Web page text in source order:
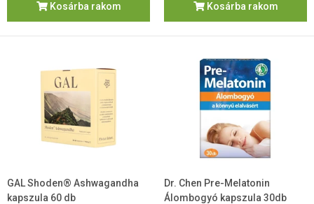
Kosárba rakom Kosárba rakom
GAL Shoden® Ashwagandha
kapszula 60 db
Dr. Chen Pre-Melatonin
Álombogyó kapszula 30db